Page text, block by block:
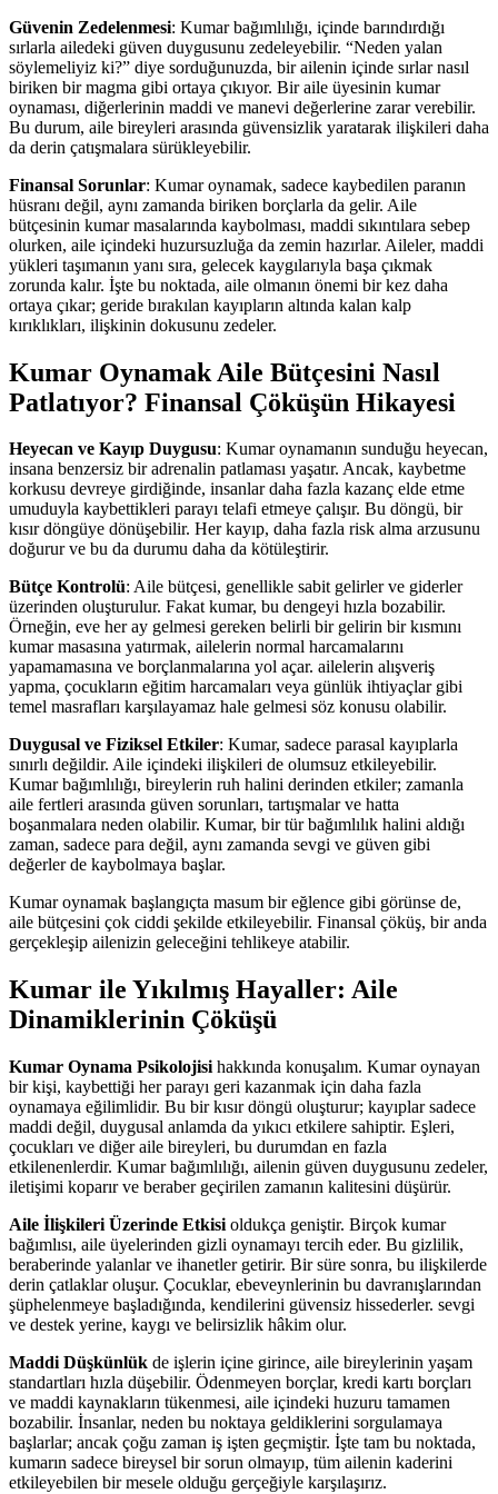
Güvenin Zedelenmesi: Kumar bağımlılığı, içinde barındırdığı
sırlarla ailedeki güven duygusunu zedeleyebilir. “Neden yalan
söylemeliyiz ki?” diye sorduğunuzda, bir ailenin içinde sırlar nasıl
biriken bir magma gibi ortaya çıkıyor. Bir aile üyesinin kumar
oynaması, diğerlerinin maddi ve manevi değerlerine zarar verebilir.
Bu durum, aile bireyleri arasında güvensizlik yaratarak ilişkileri daha
da derin çatışmalara sürükleyebilir.
Finansal Sorunlar: Kumar oynamak, sadece kaybedilen paranın
hüsranı değil, aynı zamanda biriken borçlarla da gelir. Aile
bütçesinin kumar masalarında kaybolması, maddi sıkıntılara sebep
olurken, aile içindeki huzursuzluğa da zemin hazırlar. Aileler, maddi
yükleri taşımanın yanı sıra, gelecek kaygılarıyla başa çıkmak
zorunda kalır. İşte bu noktada, aile olmanın önemi bir kez daha
ortaya çıkar; geride bırakılan kayıpların altında kalan kalp
kırıklıkları, ilişkinin dokusunu zedeler.
Kumar Oynamak Aile Bütçesini Nasıl
Patlatıyor? Finansal Çöküşün Hikayesi
Heyecan ve Kayıp Duygusu: Kumar oynamanın sunduğu heyecan,
insana benzersiz bir adrenalin patlaması yaşatır. Ancak, kaybetme
korkusu devreye girdiğinde, insanlar daha fazla kazanç elde etme
umuduyla kaybettikleri parayı telafi etmeye çalışır. Bu döngü, bir
kısır döngüye dönüşebilir. Her kayıp, daha fazla risk alma arzusunu
doğurur ve bu da durumu daha da kötüleştirir.
Bütçe Kontrolü: Aile bütçesi, genellikle sabit gelirler ve giderler
üzerinden oluşturulur. Fakat kumar, bu dengeyi hızla bozabilir.
Örneğin, eve her ay gelmesi gereken belirli bir gelirin bir kısmını
kumar masasına yatırmak, ailelerin normal harcamalarını
yapamamasına ve borçlanmalarına yol açar. ailelerin alışveriş
yapma, çocukların eğitim harcamaları veya günlük ihtiyaçlar gibi
temel masrafları karşılayamaz hale gelmesi söz konusu olabilir.
Duygusal ve Fiziksel Etkiler: Kumar, sadece parasal kayıplarla
sınırlı değildir. Aile içindeki ilişkileri de olumsuz etkileyebilir.
Kumar bağımlılığı, bireylerin ruh halini derinden etkiler; zamanla
aile fertleri arasında güven sorunları, tartışmalar ve hatta
boşanmalara neden olabilir. Kumar, bir tür bağımlılık halini aldığı
zaman, sadece para değil, aynı zamanda sevgi ve güven gibi
değerler de kaybolmaya başlar.
Kumar oynamak başlangıçta masum bir eğlence gibi görünse de,
aile bütçesini çok ciddi şekilde etkileyebilir. Finansal çöküş, bir anda
gerçekleşip ailenizin geleceğini tehlikeye atabilir.
Kumar ile Yıkılmış Hayaller: Aile
Dinamiklerinin Çöküşü
Kumar Oynama Psikolojisi hakkında konuşalım. Kumar oynayan
bir kişi, kaybettiği her parayı geri kazanmak için daha fazla
oynamaya eğilimlidir. Bu bir kısır döngü oluşturur; kayıplar sadece
maddi değil, duygusal anlamda da yıkıcı etkilere sahiptir. Eşleri,
çocukları ve diğer aile bireyleri, bu durumdan en fazla
etkilenenlerdir. Kumar bağımlılığı, ailenin güven duygusunu zedeler,
iletişimi koparır ve beraber geçirilen zamanın kalitesini düşürür.
Aile İlişkileri Üzerinde Etkisi oldukça geniştir. Birçok kumar
bağımlısı, aile üyelerinden gizli oynamayı tercih eder. Bu gizlilik,
beraberinde yalanlar ve ihanetler getirir. Bir süre sonra, bu ilişkilerde
derin çatlaklar oluşur. Çocuklar, ebeveynlerinin bu davranışlarından
şüphelenmeye başladığında, kendilerini güvensiz hissederler. sevgi
ve destek yerine, kaygı ve belirsizlik hâkim olur.
Maddi Düşkünlük de işlerin içine girince, aile bireylerinin yaşam
standartları hızla düşebilir. Ödenmeyen borçlar, kredi kartı borçları
ve maddi kaynakların tükenmesi, aile içindeki huzuru tamamen
bozabilir. İnsanlar, neden bu noktaya geldiklerini sorgulamaya
başlarlar; ancak çoğu zaman iş işten geçmiştir. İşte tam bu noktada,
kumarın sadece bireysel bir sorun olmayıp, tüm ailenin kaderini
etkileyebilen bir mesele olduğu gerçeğiyle karşılaşırız.